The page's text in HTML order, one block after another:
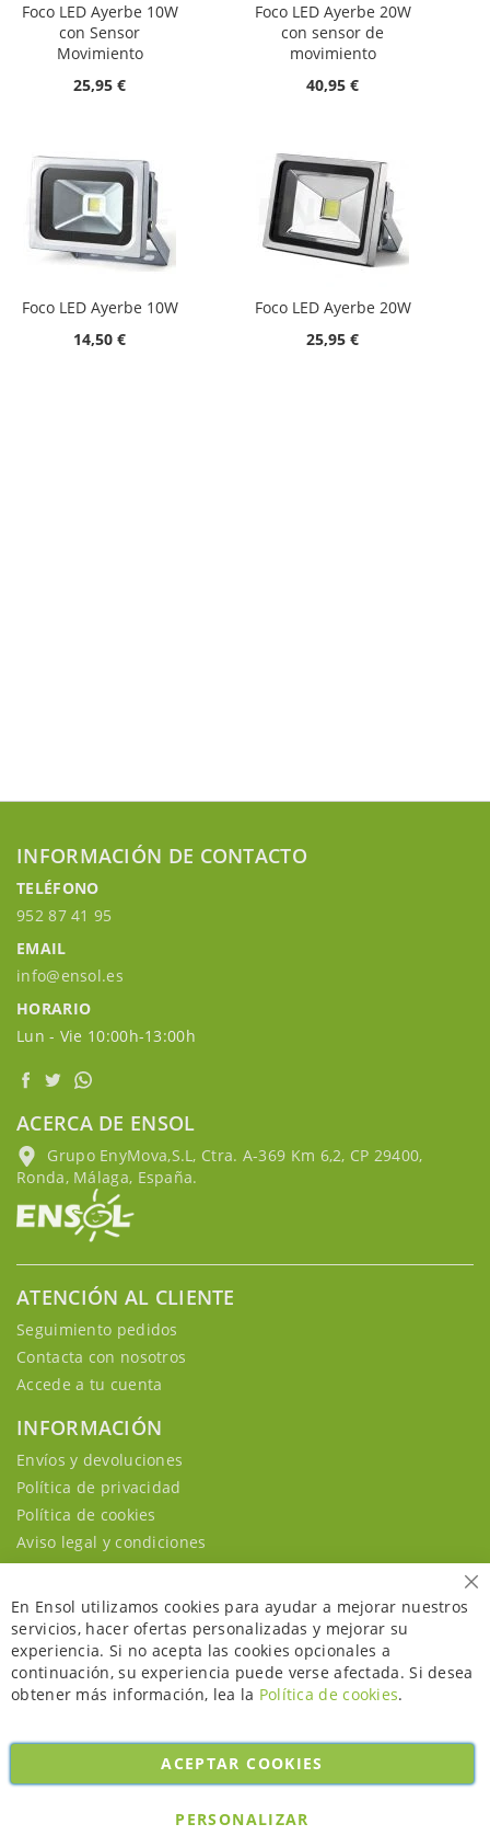
Foco LED Ayerbe 10W
con Sensor
Movimiento
25,95 €
Foco LED Ayerbe 20W
con sensor de
movimiento
40,95 €
Foco LED Ayerbe 10W
14,50 €
Foco LED Ayerbe 20W
25,95 €
INFORMACIÓN DE CONTACTO
TELÉFONO
952 87 41 95
EMAIL
info@ensol.es
HORARIO
Lun - Vie 10:00h-13:00h
ACERCA DE ENSOL
Grupo EnyMova,S.L, Ctra. A-369 Km 6,2, CP 29400,
Ronda, Málaga, España.
ATENCIÓN AL CLIENTE
Seguimiento pedidos
Contacta con nosotros
Accede a tu cuenta
INFORMACIÓN
Envíos y devoluciones
Política de privacidad
Política de cookies
Aviso legal y condiciones
Copyright © 2026. All rights reserved. Powered byBobaly Partners.
En Ensol utilizamos cookies para ayudar a mejorar nuestros
servicios, hacer ofertas personalizadas y mejorar su
experiencia. Si no acepta las cookies opcionales a
continuación, su experiencia puede verse afectada. Si desea
obtener más información, lea la Política de cookies.
ACEPTAR COOKIES
PERSONALIZAR